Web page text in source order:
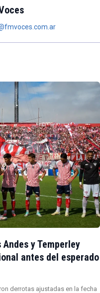
y Temperley
antes del esperado
derrotas ajustadas en la fecha